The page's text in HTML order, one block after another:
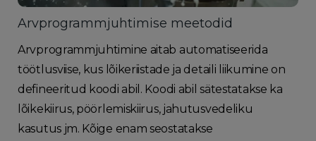
Arvprogrammjuhtimise meetodid
Arvprogrammjuhtimine aitab automatiseerida
töötlusviise, kus lõikeriistade ja detaili liikumine on
defineeritud koodi abil. Koodi abil sätestatakse ka
lõikekiirus, pöörlemiskiirus, jahutusvedeliku
kasutus jm. Kõige enam seostatakse